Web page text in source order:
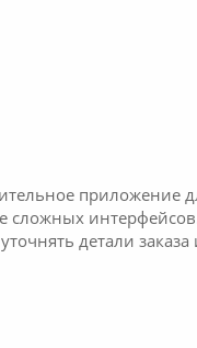
приложение
сложных
детали